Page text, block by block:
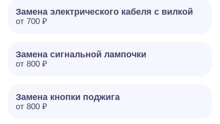
Замена электрического кабеля с вилкой
от 700 ₽
Замена сигнальной лампочки
от 800 ₽
Замена кнопки поджига
от 800 ₽